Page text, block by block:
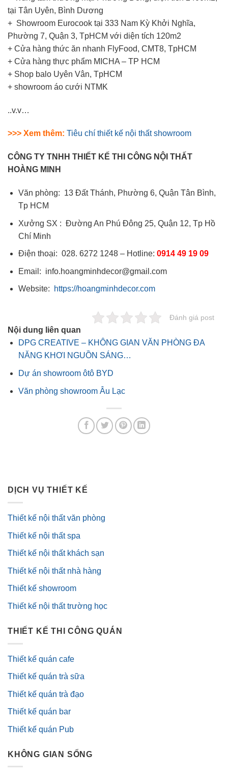
tại Tân Uyên, Bình Dương
+ Showroom Eurocook tại 333 Nam Kỳ Khởi Nghĩa,
Phường 7, Quận 3, TpHCM với diện tích 120m2
+ Cửa hàng thức ăn nhanh FlyFood, CMT8, TpHCM
+ Cửa hàng thực phẩm MICHA – TP HCM
+ Shop balo Uyên Vân, TpHCM
+ showroom áo cưới NTMK
..v.v…
>>> Xem thêm: Tiêu chí thiết kế nội thất showroom
CÔNG TY TNHH THIẾT KẾ THI CÔNG NỘI THẤT
HOÀNG MINH
Văn phòng: 13 Đất Thánh, Phường 6, Quận Tân Bình,
Tp HCM
Xưởng SX : Đường An Phú Đông 25, Quận 12, Tp Hồ
Chí Minh
Điện thoại: 028. 6272 1248 – Hotline: 0914 49 19 09
Email: info.hoangminhdecor@gmail.com
Website: https://hoangminhdecor.com
Đánh giá post
Nội dung liên quan
DPG CREATIVE – KHÔNG GIAN VĂN PHÒNG ĐA
NĂNG KHƠI NGUỒN SÁNG…
Dự án showroom ôtô BYD
Văn phòng showroom Âu Lạc
DỊCH VỤ THIẾT KẾ
Thiết kế nội thất văn phòng
Thiết kế nội thất spa
Thiết kế nội thất khách sạn
Thiết kế nội thất nhà hàng
Thiết kế showroom
Thiết kế nội thất trường học
THIẾT KẾ THI CÔNG QUÁN
Thiết kế quán cafe
Thiết kế quán trà sữa
Thiết kế quán trà đạo
Thiết kế quán bar
Thiết kế quán Pub
KHÔNG GIAN SỐNG